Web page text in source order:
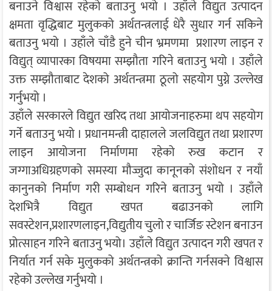
बनाउने विश्वास रहेको बताउनु भयो । उहाँले विद्युत उत्पादन
क्षमता वृद्धिबाट मुलुकको अर्थतन्त्रलाई धेरै सुधार गर्न सकिने
बताउनु भयो । उहाँले चाँडै हुने चीन भ्रमणमा प्रशारण लाइन र
विद्युत् व्यापारका विषयमा सम्झौता गरिने बताउनु भयो । उहाँले
उक्त सम्झौताबाट देशको अर्थतन्त्रमा ठूलो सहयोग पुग्ने उल्लेख
गर्नुभयो ।
उहाँले सरकारले विद्युत खरिद तथा आयोजनाहरुमा थप सहयोग
गर्ने बताउनु भयो । प्रधानमन्त्री दाहालले जलविद्युत तथा प्रशारण
लाइन आयोजना निर्माणमा रहेको रुख कटान र
जग्गाअधिग्रहणको समस्या मौज्जुदा कानूनको संशोधन र नयाँ
कानुनको निर्माण गरी सम्बोधन गरिने बताउनु भयो । उहाँले
देशभित्रै विद्युत खपत बढाउनको लागि
सवस्टेशन,प्रशारणलाइन,विद्युतीय चुलो र चार्जिङ स्टेशन बनाउन
प्रोत्साहन गरिने बताउनु भयो। उहाँले विद्युत उत्पादन गरी खपत र
निर्यात गर्न सके मुलुकको अर्थतन्त्रको क्रान्ति गर्नसक्ने विश्वास
रहेको उल्लेख गर्नुभयो ।